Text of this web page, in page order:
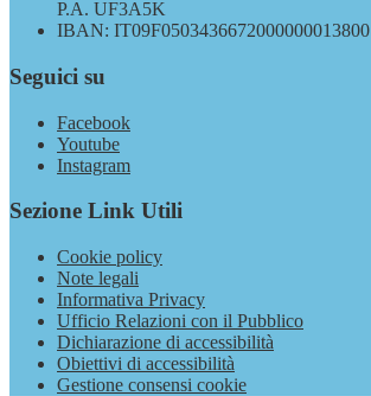
P.A. UF3A5K
IBAN: IT09F0503436672000000013800
Seguici su
Facebook
Youtube
Instagram
Sezione Link Utili
Cookie policy
Note legali
Informativa Privacy
Ufficio Relazioni con il Pubblico
Dichiarazione di accessibilità
Obiettivi di accessibilità
Gestione consensi cookie